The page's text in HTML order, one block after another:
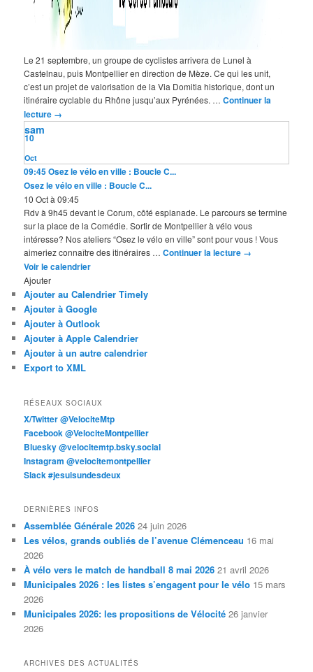
Le 21 septembre, un groupe de cyclistes arrivera de Lunel à
Castelnau, puis Montpellier en direction de Mèze. Ce qui les unit,
c’est un projet de valorisation de la Via Domitia historique, dont un
itinéraire cyclable du Rhône jusqu’aux Pyrénées. …Continuer la
lecture →
Oct
10
sam
09:45Osez le vélo en ville : Boucle C...
Osez le vélo en ville : Boucle C...
10 Oct à 09:45
Rdv à 9h45 devant le Corum, côté esplanade. Le parcours se termine
sur la place de la Comédie. Sortir de Montpellier à vélo vous
intéresse? Nos ateliers “Osez le vélo en ville” sont pour vous ! Vous
aimeriez connaître des itinéraires …Continuer la lecture →
Voir le calendrier
Ajouter
Ajouter au Calendrier Timely
Ajouter à Google
Ajouter à Outlook
Ajouter à Apple Calendrier
Ajouter à un autre calendrier
Export to XML
RÉSEAUX SOCIAUX
X/Twitter @VelociteMtp
Facebook @VelociteMontpellier
Bluesky @velocitemtp.bsky.social
Instagram @velocitemontpellier
Slack #jesuisundesdeux
DERNIÈRES INFOS
Assemblée Générale 2026 24 juin 2026
Les vélos, grands oubliés de l’avenue Clémenceau 16 mai
2026
À vélo vers le match de handball 8 mai 2026 21 avril 2026
Municipales 2026 : les listes s’engagent pour le vélo 15 mars
2026
Municipales 2026: les propositions de Vélocité 26 janvier
2026
ARCHIVES DES ACTUALITÉS